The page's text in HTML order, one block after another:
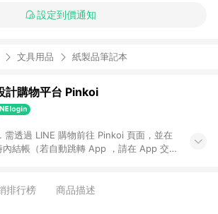
設定到價通知
文具用品 紙製品筆記本
計購物平台 Pinkoi
需透過 LINE 購物前往 Pinkoi 頁面，並在
結帳（若自動跳轉 App ，請在 App 交
站方優惠，例如首購優惠，P coins，
排行榜 商品描述